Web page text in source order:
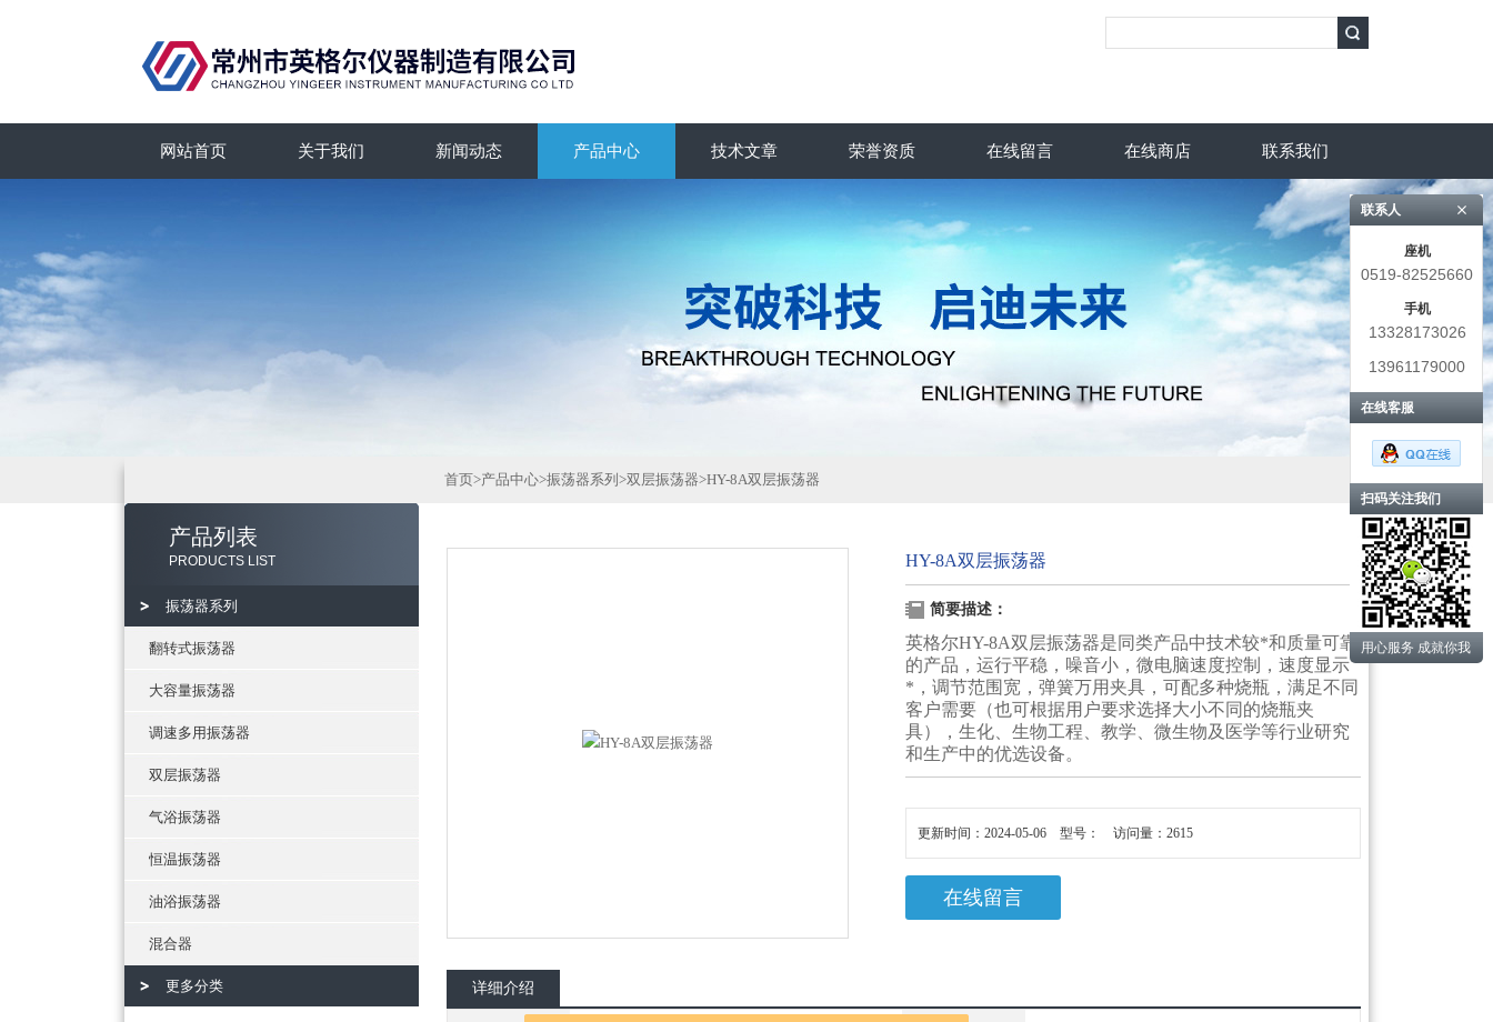
网站首页 关于我们 新闻动态 产品中心 技术文章 荣誉资质 在线留言 在线商店 联系我们
产品列表
PRODUCTS LIST
振荡器系列
翻转式振荡器
大容量振荡器
调速多用振荡器
双层振荡器
气浴振荡器
恒温振荡器
油浴振荡器
混合器
更多分类
首页>产品中心>振荡器系列 >双层振荡器>HY-8A双层振荡器
HY-8A双层振荡器
简要描述：
英格尔HY-8A双层振荡器是同类产品中技术较*和质量可靠
的产品，运行平稳，噪音小，微电脑速度控制，速度显示
*，调节范围宽，弹簧万用夹具，可配多种烧瓶，满足不同
客户需要（也可根据用户要求选择大小不同的烧瓶夹
具），生化、生物工程、教学、微生物及医学等行业研究
和生产中的优选设备。
更新时间：2024-05-06 型号： 访问量：2615
在线留言
详细介绍
联系人
座机
0519-82525660
手机
13328173026
13961179000
在线客服
扫码关注我们
用心服务 成就你我